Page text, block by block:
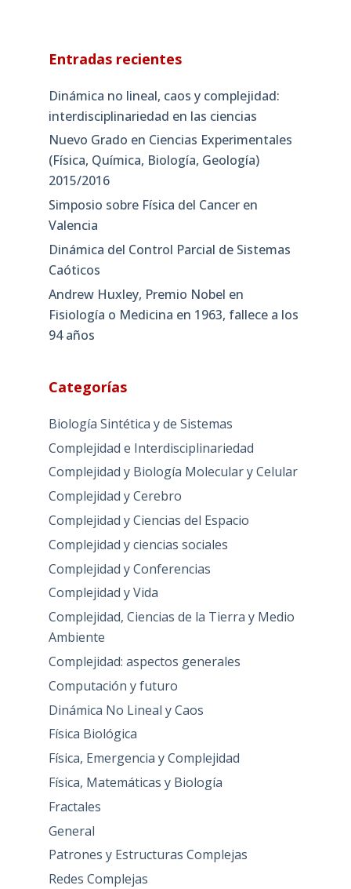
Entradas recientes
Dinámica no lineal, caos y complejidad:
interdisciplinariedad en las ciencias
Nuevo Grado en Ciencias Experimentales
(Física, Química, Biología, Geología)
2015/2016
Simposio sobre Física del Cancer en
Valencia
Dinámica del Control Parcial de Sistemas
Caóticos
Andrew Huxley, Premio Nobel en
Fisiología o Medicina en 1963, fallece a los
94 años
Categorías
Biología Sintética y de Sistemas
Complejidad e Interdisciplinariedad
Complejidad y Biología Molecular y Celular
Complejidad y Cerebro
Complejidad y Ciencias del Espacio
Complejidad y ciencias sociales
Complejidad y Conferencias
Complejidad y Vida
Complejidad, Ciencias de la Tierra y Medio
Ambiente
Complejidad: aspectos generales
Computación y futuro
Dinámica No Lineal y Caos
Física Biológica
Física, Emergencia y Complejidad
Física, Matemáticas y Biología
Fractales
General
Patrones y Estructuras Complejas
Redes Complejas